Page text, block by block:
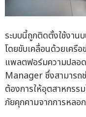
ระบบนี้ถูกติดตั้งใช้งาน
โดยขับเคลื่อนด้วยเครื
แพลตฟอร์มความปลอ
Manager ซึ่งสามารถ
ต้องการให้อุตสาหกรร
ภัยคุกคามจากการหลอ